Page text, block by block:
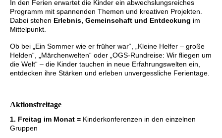
In den Ferien erwartet die Kinder ein abwechslungsreiches
Programm mit spannenden Themen und kreativen Projekten.
Dabei stehen Erlebnis, Gemeinschaft und Entdeckung im
Mittelpunkt.
Ob bei „Ein Sommer wie er früher war“, „Kleine Helfer – große
Helden“, „Märchenwelten“ oder „OGS-Rundreise: Wir fliegen um
die Welt“ – die Kinder tauchen in neue Erfahrungswelten ein,
entdecken ihre Stärken und erleben unvergessliche Ferientage.
Aktionsfreitage
1. Freitag im Monat = Kinderkonferenzen in den einzelnen
Gruppen